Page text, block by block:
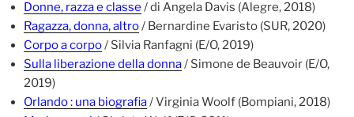
Donne, razza e classe / di Angela Davis (Alegre, 2018)
Ragazza, donna, altro/ Bernardine Evaristo (SUR, 2020)
Corpo a corpo/ Silvia Ranfagni (E/O, 2019)
Sulla liberazione della donna/ Simone de Beauvoir (E/O,
2019)
Orlando : una biografia/ Virginia Woolf (Bompiani, 2018)